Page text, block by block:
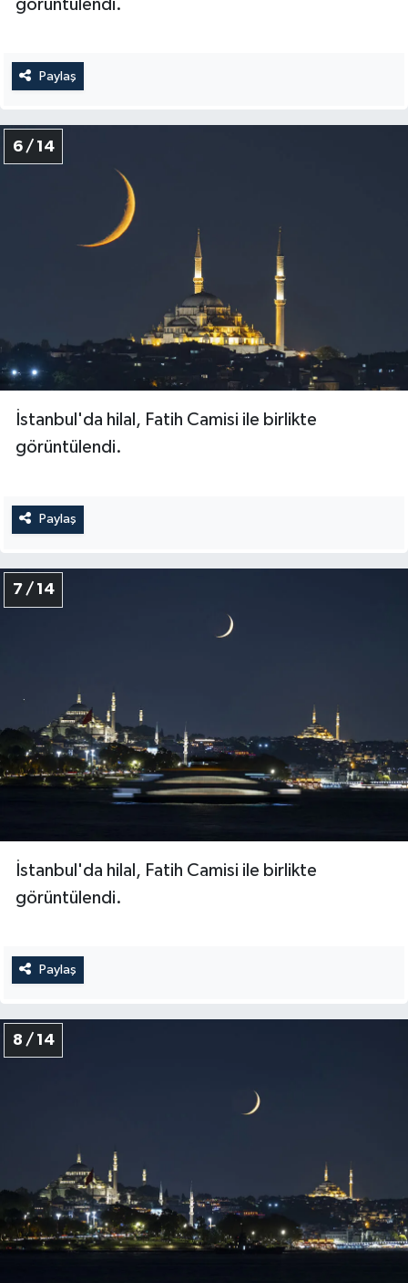
görüntülendi.
Paylaş
6 / 14
İstanbul'da hilal, Fatih Camisi ile birlikte
görüntülendi.
Paylaş
7 / 14
İstanbul'da hilal, Fatih Camisi ile birlikte
görüntülendi.
Paylaş
8 / 14
Sivas Müftülüğü
Tekirdağ Müftülüğü
Tokat Müftülüğü
Trabzon Müftülüğü
Uşak Müftülüğü
Van Müftülüğü
Yalova Müftülüğü
Zonguldak Müftülüğü